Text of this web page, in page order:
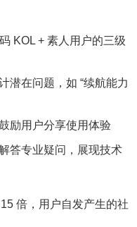
KOL + 素人用户的三级
潜在问题，如 “续航能力
励用户分享使用体验
答专业疑问，展现技术
倍，用户自发产生的社